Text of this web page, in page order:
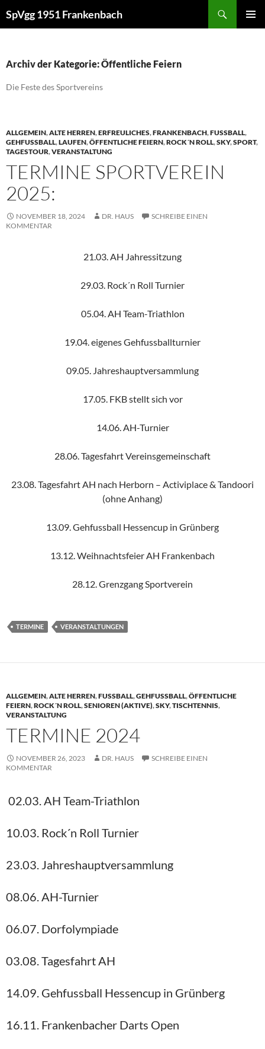
Inhalt
SpVgg 1951 Frankenbach
Archiv der Kategorie: Öffentliche Feiern
Die Feste des Sportvereins
ALLGEMEIN,ALTE HERREN,ERFREULICHES,FRANKENBACH,FUSSBALL ,
GEHFUSSBALL,LAUFEN,ÖFFENTLICHE FEIERN,ROCK´N ROLL,SKY,SPORT,
TAGESTOUR,VERANSTALTUNG
TERMINE SPORTVEREIN
2025:
NOVEMBER 18, 2024 DR. HAUS
SCHREIBE EINEN
KOMMENTAR
21.03. AH Jahressitzung
29.03. Rock´n Roll Turnier
05.04. AH Team-Triathlon
19.04. eigenes Gehfussballturnier
09.05. Jahreshauptversammlung
17.05. FKB stellt sich vor
14.06. AH-Turnier
28.06. Tagesfahrt Vereinsgemeinschaft
23.08. Tagesfahrt AH nach Herborn – Activiplace & Tandoori
(ohne Anhang)
13.09. Gehfussball Hessencup in Grünberg
13.12. Weihnachtsfeier AH Frankenbach
28.12. Grenzgang Sportverein
TERMINE VERANSTALTUNGEN
ALLGEMEIN,ALTE HERREN,FUSSBALL ,GEHFUSSBALL,ÖFFENTLICHE
FEIERN,ROCK´N ROLL,SENIOREN (AKTIVE),SKY,TISCHTENNIS,
VERANSTALTUNG
TERMINE 2024
NOVEMBER 26, 2023 DR. HAUS
SCHREIBE EINEN
KOMMENTAR
02.03. AH Team-Triathlon
10.03. Rock´n Roll Turnier
23.03. Jahreshauptversammlung
08.06. AH-Turnier
06.07. Dorfolympiade
03.08. Tagesfahrt AH
14.09. Gehfussball Hessencup in Grünberg
16.11. Frankenbacher Darts Open